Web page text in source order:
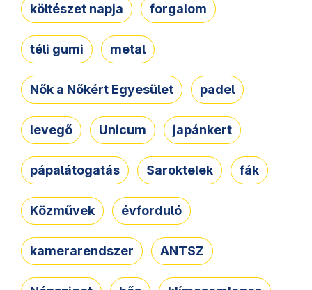
költészet napja forgalom
téli gumi metal
Nők a Nőkért Egyesület padel
levegő Unicum japánkert
pápalátogatás Saroktelek fák
Közművek évforduló
kamerarendszer ANTSZ